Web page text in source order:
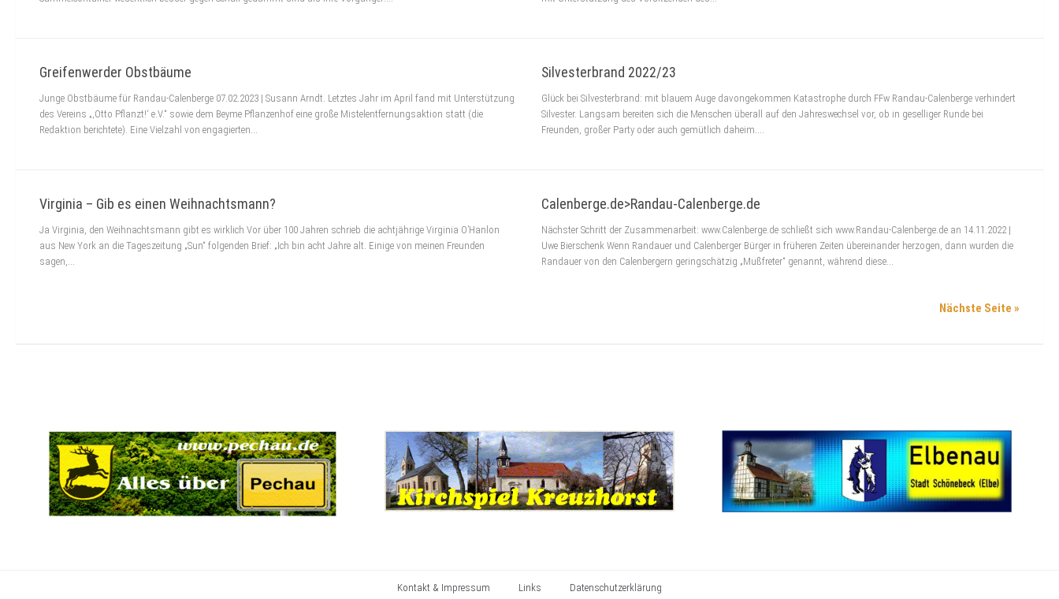
Greifenwerder Obstbäume
Junge Obstbäume für Randau-Calenberge 07.02.2023 | Susann Arndt. Letztes Jahr im April fand mit Unterstützung
des Vereins „‚Otto Pflanzt!‘ e.V.“ sowie dem Beyme Pflanzenhof eine große Mistelentfernungsaktion statt (die
Redaktion berichtete). Eine Vielzahl von engagierten...
Silvesterbrand 2022/23
Glück bei Silvesterbrand: mit blauem Auge davongekommen Katastrophe durch FFw Randau-Calenberge verhindert
Silvester. Langsam bereiten sich die Menschen überall auf den Jahreswechsel vor, ob in geselliger Runde bei
Freunden, großer Party oder auch gemütlich daheim....
Virginia – Gib es einen Weihnachtsmann?
Ja Virginia, den Weihnachtsmann gibt es wirklich Vor über 100 Jahren schrieb die achtjährige Virginia O’Hanlon
aus New York an die Tageszeitung „Sun“ folgenden Brief: „Ich bin acht Jahre alt. Einige von meinen Freunden
sagen,...
Calenberge.de>Randau-Calenberge.de
Nächster Schritt der Zusammenarbeit: www.Calenberge.de schließt sich www.Randau-Calenberge.de an 14.11.2022 |
Uwe Bierschenk Wenn Randauer und Calenberger Bürger in früheren Zeiten übereinander herzogen, dann wurden die
Randauer von den Calenbergern geringschätzig „Mußfreter“ genannt, während diese...
Nächste Seite »
Kontakt & Impressum Links Datenschutzerklärung